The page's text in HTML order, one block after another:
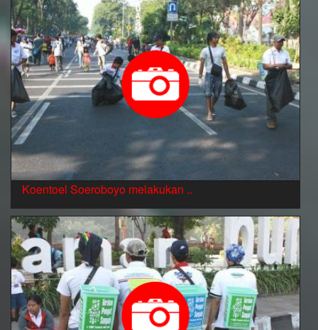
Koentoel Soeroboyo melakukan ..